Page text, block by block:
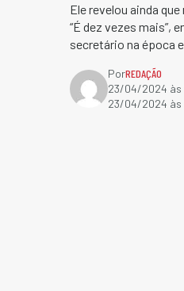
Ele revelou ainda
“É dez vezes mais”,
secretário na época
PorREDAÇÃO
23/04/2024 às
23/04/2024 às